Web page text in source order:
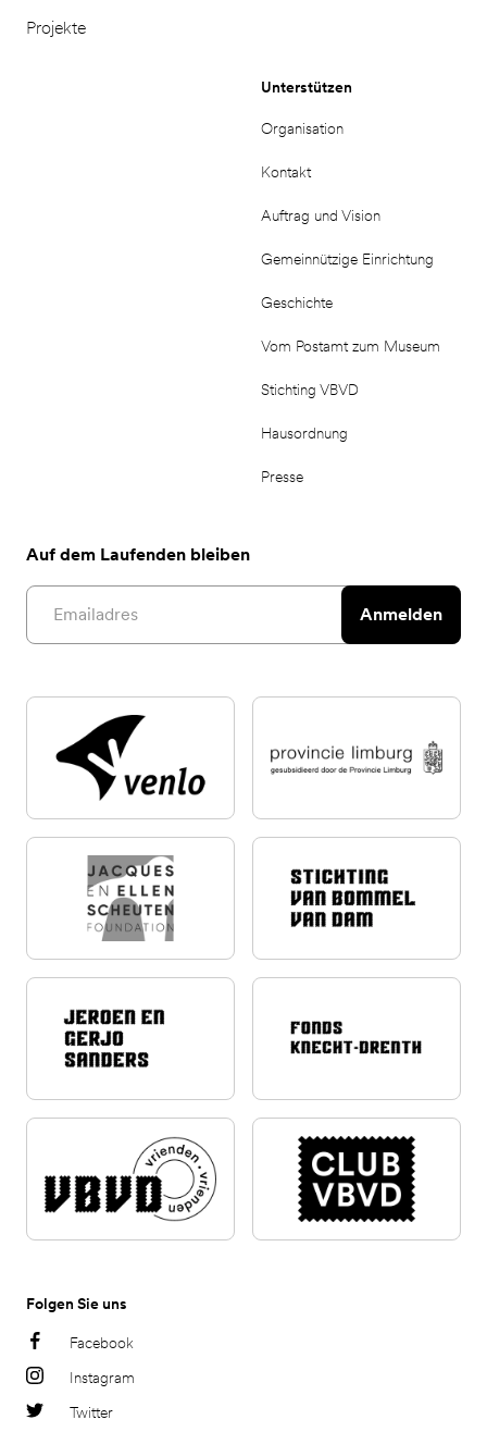
Projekte
Unterstützen
Organisation
Kontakt
Auftrag und Vision
Gemeinnützige Einrichtung
Geschichte
Vom Postamt zum Museum
Stichting VBVD
Hausordnung
Presse
Auf dem Laufenden bleiben
Email address
Anmelden
Folgen Sie uns
Facebook
Instagram
Twitter